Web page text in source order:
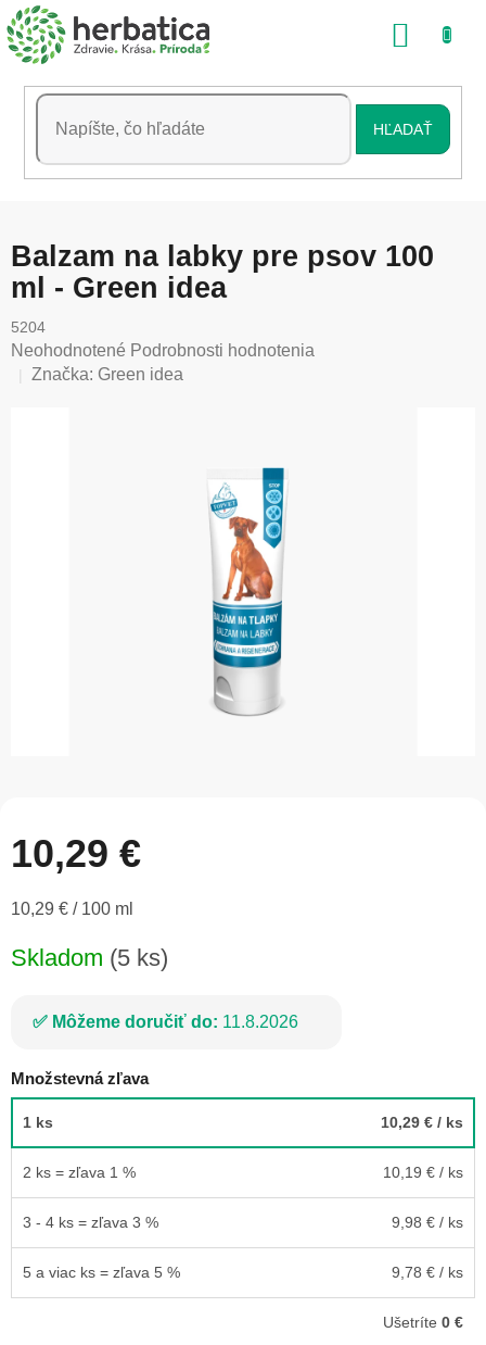
Prejsť
na
obsah
HĽADAŤ
Balzam na labky pre psov 100
ml - Green idea
5204
Priemerné
hodnotenie
Neohodnotené Podrobnosti hodnotenia
Značka: Green idea
10,29 €
Jednotková
10,29 € / 100 ml
Skladom (5 ks)
Môžeme doručiť do: 11.8.2026
Množstevná zľava
1 ks 10,29 € / ks
2 ks = zľava 1 % 10,19 € / ks
3 - 4 ks = zľava 3 % 9,98 € / ks
5 a viac ks = zľava 5 % 9,78 € / ks
Ušetríte 0 €